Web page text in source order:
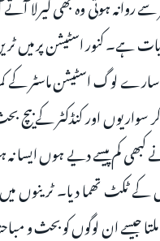
ہے۔ کنور اسٹیشن پر میں
لوگ اسٹیشن ماسٹر کے
اور کنڈکٹر کے بیچ
کبھی کم پیسے دیے ہوں ایسا
ٹکٹ تھما دیا۔ ٹرینوں
جیسے ان لوگوں کو بحث و